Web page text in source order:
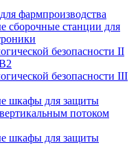
фармпроизводства
сборочные станции для
безопасности II
безопасности III
шкафы для защиты
потоком
шкафы для защиты